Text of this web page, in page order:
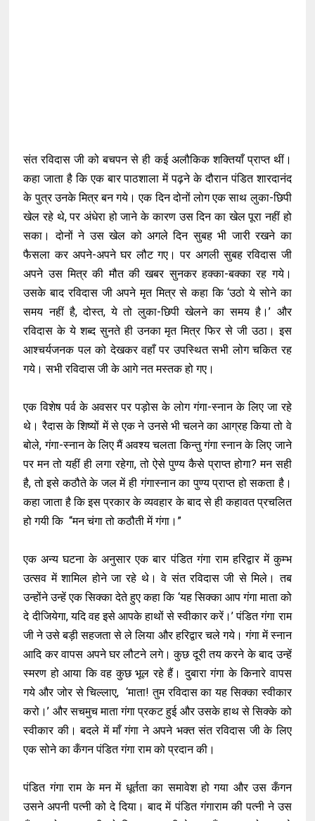
संत रविदास जी को बचपन से ही कई अलौकिक शक्तियाँ प्राप्त थीं।
कहा जाता है कि एक बार पाठशाला में पढ़ने के दौरान पंडित शारदानंद
के पुत्र उनके मित्र बन गये। एक दिन दोनों लोग एक साथ लुका-छिपी
खेल रहे थे, पर अंधेरा हो जाने के कारण उस दिन का खेल पूरा नहीं हो
सका। दोनों ने उस खेल को अगले दिन सुबह भी जारी रखने का
फैसला कर अपने-अपने घर लौट गए। पर अगली सुबह रविदास जी
अपने उस मित्र की मौत की खबर सुनकर हक्का-बक्का रह गये।
उसके बाद रविदास जी अपने मृत मित्र से कहा कि ‘उठो ये सोने का
समय नहीं है, दोस्त, ये तो लुका-छिपी खेलने का समय है।’ और
रविदास के ये शब्द सुनते ही उनका मृत मित्र फिर से जी उठा। इस
आश्चर्यजनक पल को देखकर वहाँ पर उपस्थित सभी लोग चकित रह
गये। सभी रविदास जी के आगे नत मस्तक हो गए।
एक विशेष पर्व के अवसर पर पड़ोस के लोग गंगा-स्नान के लिए जा रहे
थे। रैदास के शिष्यों में से एक ने उनसे भी चलने का आग्रह किया तो वे
बोले, गंगा-स्नान के लिए मैं अवश्य चलता किन्तु गंगा स्नान के लिए जाने
पर मन तो यहीं ही लगा रहेगा, तो ऐसे पुण्य कैसे प्राप्त होगा? मन सही
है, तो इसे कठौते के जल में ही गंगास्नान का पुण्य प्राप्त हो सकता है।
कहा जाता है कि इस प्रकार के व्यवहार के बाद से ही कहावत प्रचलित
हो गयी कि “मन चंगा तो कठौती में गंगा।”
एक अन्य घटना के अनुसार एक बार पंडित गंगा राम हरिद्वार में कुम्भ
उत्सव में शामिल होने जा रहे थे। वे संत रविदास जी से मिले। तब
उन्होंने उन्हें एक सिक्का देते हुए कहा कि ‘यह सिक्का आप गंगा माता को
दे दीजियेगा, यदि वह इसे आपके हाथों से स्वीकार करें।’ पंडित गंगा राम
जी ने उसे बड़ी सहजता से ले लिया और हरिद्वार चले गये। गंगा में स्नान
आदि कर वापस अपने घर लौटने लगे। कुछ दूरी तय करने के बाद उन्हें
स्मरण हो आया कि वह कुछ भूल रहे हैं। दुबारा गंगा के किनारे वापस
गये और जोर से चिल्लाए, ‘माता! तुम रविदास का यह सिक्का स्वीकार
करो।’ और सचमुच माता गंगा प्रकट हुई और उसके हाथ से सिक्के को
स्वीकार की। बदले में माँ गंगा ने अपने भक्त संत रविदास जी के लिए
एक सोने का कँगन पंडित गंगा राम को प्रदान की।
पंडित गंगा राम के मन में धूर्तता का समावेश हो गया और उस कँगन
उसने अपनी पत्नी को दे दिया। बाद में पंडित गंगाराम की पत्नी ने उस